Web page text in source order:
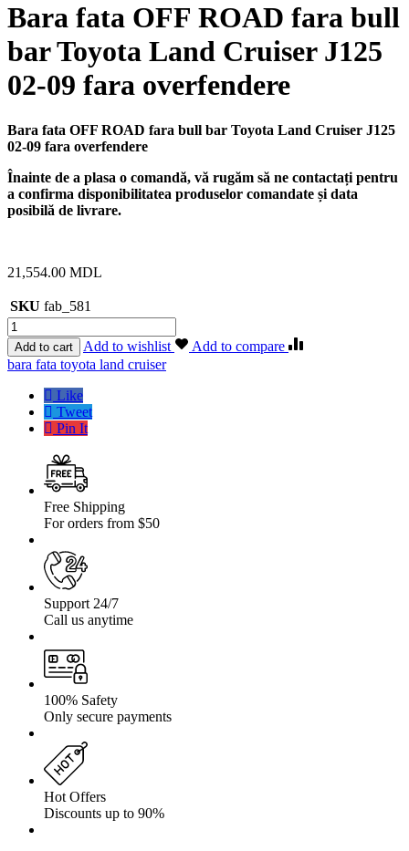
Bara fata OFF ROAD fara bull
bar Toyota Land Cruiser J125
02-09 fara overfendere
Bara fata OFF ROAD fara bull bar Toyota Land Cruiser J125
02-09 fara overfendere
Înainte de a plasa o comandă, vă rugăm să ne contactați pentru
a confirma disponibilitatea produselor comandate și data
posibilă de livrare.
21,554.00 MDL
SKU fab_581
Cantitate
Bara
fata
OFF
ROAD
Cruiser
overfendere
Add to cart Add to wishlist
Add to compare
Etichetă:
bara fata toyota land cruiser
Like
Tweet
Pin It
Free Shipping
For orders from $50
Support 24/7
Call us anytime
100% Safety
Only secure payments
Hot Offers
Discounts up to 90%